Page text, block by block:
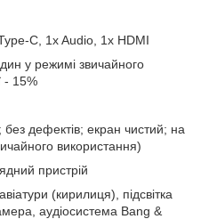
C, 1x Audio, 1x HDMI
у режимі звичайного
- 15%
дефектів; екран чистий; на
використання)
пристрій
(кирилиця), підсвітка
аудіосистема Bang &